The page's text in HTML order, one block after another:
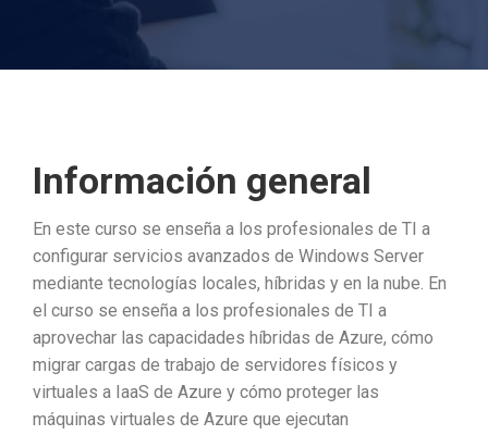
Información general
En este curso se enseña a los profesionales de TI a
configurar servicios avanzados de Windows Server
mediante tecnologías locales, híbridas y en la nube. En
el curso se enseña a los profesionales de TI a
aprovechar las capacidades híbridas de Azure, cómo
migrar cargas de trabajo de servidores físicos y
virtuales a IaaS de Azure y cómo proteger las
máquinas virtuales de Azure que ejecutan